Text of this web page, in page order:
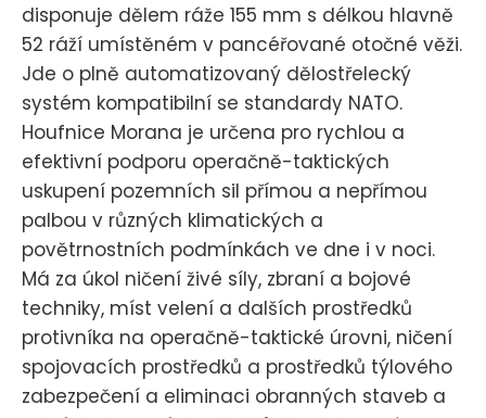
disponuje dělem ráže 155 mm s délkou hlavně
52 ráží umístěném v pancéřované otočné věži.
Jde o plně automatizovaný dělostřelecký
systém kompatibilní se standardy NATO.
Houfnice Morana je určena pro rychlou a
efektivní podporu operačně-taktických
uskupení pozemních sil přímou a nepřímou
palbou v různých klimatických a
povětrnostních podmínkách ve dne i v noci.
Má za úkol ničení živé síly, zbraní a bojové
techniky, míst velení a dalších prostředků
protivníka na operačně-taktické úrovni, ničení
spojovacích prostředků a prostředků týlového
zabezpečení a eliminaci obranných staveb a